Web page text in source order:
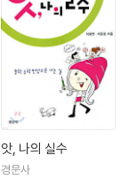
앗, 나의 실수
경문사